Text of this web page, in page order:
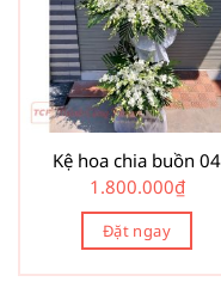
Kệ hoa chia buồn 04
1.800.000₫
Đặt ngay